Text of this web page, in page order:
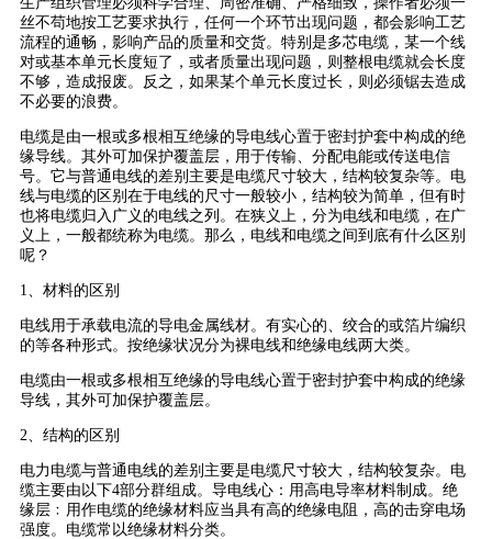
丝不苟地按工艺要求执行，任何一个环节出现问题，都会影响工艺
流程的通畅，影响产品的质量和交货。特别是多芯电缆，某一个线
对或基本单元长度短了，或者质量出现问题，则整根电缆就会长度
不够，造成报废。反之，如果某个单元长度过长，则必须锯去造成
不必要的浪费。
电缆是由一根或多根相互绝缘的导电线心置于密封护套中构成的绝
缘导线。其外可加保护覆盖层，用于传输、分配电能或传送电信
号。它与普通电线的差别主要是电缆尺寸较大，结构较复杂等。电
线与电缆的区别在于电线的尺寸一般较小，结构较为简单，但有时
也将电缆归入广义的电线之列。在狭义上，分为电线和电缆，在广
义上，一般都统称为电缆。那么，电线和电缆之间到底有什么区别
呢？
1、材料的区别
电线用于承载电流的导电金属线材。有实心的、绞合的或箔片编织
的等各种形式。按绝缘状况分为裸电线和绝缘电线两大类。
电缆由一根或多根相互绝缘的导电线心置于密封护套中构成的绝缘
导线，其外可加保护覆盖层。
2、结构的区别
电力电缆与普通电线的差别主要是电缆尺寸较大，结构较复杂。电
缆主要由以下4部分群组成。导电线心：用高电导率材料制成。绝
缘层﹕用作电缆的绝缘材料应当具有高的绝缘电阻，高的击穿电场
强度。电缆常以绝缘材料分类。